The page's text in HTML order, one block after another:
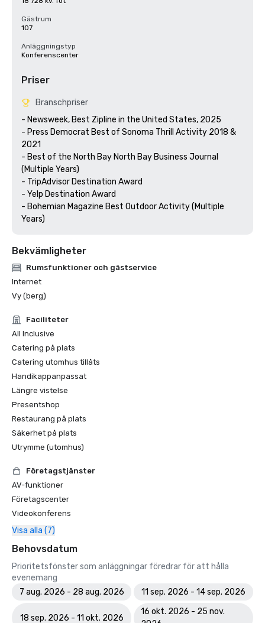
Gästrum
107
Anläggningstyp
Konferenscenter
Priser
Branschpriser
- Newsweek, Best Zipline in the United States, 2025
- Press Democrat Best of Sonoma Thrill Activity 2018 &
2021
- Best of the North Bay North Bay Business Journal
(Multiple Years)
- TripAdvisor Destination Award
- Yelp Destination Award
- Bohemian Magazine Best Outdoor Activity (Multiple
Bekvämligheter
Rumsfunktioner och gästservice
Internet
Vy (berg)
Faciliteter
All Inclusive
Catering på plats
Catering utomhus tillåts
Handikappanpassat
Längre vistelse
Presentshop
Restaurang på plats
Säkerhet på plats
Utrymme (utomhus)
Företagstjänster
AV-funktioner
Företagscenter
Videokonferens
Visa alla (7)
Behovsdatum
Prioritetsfönster som anläggningar föredrar för att hålla
evenemang
7 aug. 2026 - 28 aug. 2026
11 sep. 2026 - 14 sep. 2026
18 sep. 2026 - 11 okt. 2026
16 okt. 2026 - 25 nov.